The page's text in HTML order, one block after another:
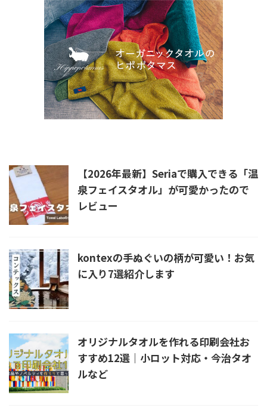
【2026年最新】Seriaで購入できる「温
泉フェイスタオル」が可愛かったので
レビュー
kontexの手ぬぐいの柄が可愛い！お気
に入り7選紹介します
オリジナルタオルを作れる印刷会社お
すすめ12選｜小ロット対応・今治タオ
ルなど